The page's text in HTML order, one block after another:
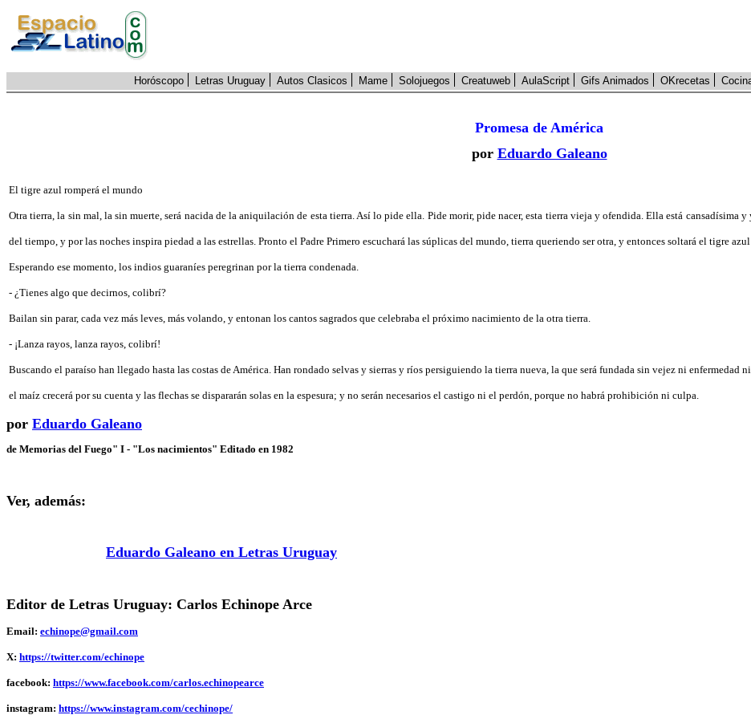
Horóscopo Letras Uruguay Autos Clasicos Mame Solojuegos Creatuweb AulaScript Gifs Animados OKrecetas
Promesa de América
por Eduardo Galeano
El tigre azul romperá el mundo
Otra tierra, la sin mal, la sin muerte, será nacida de la aniquilación de esta tierra. Así lo pide ella. Pide morir, pide nacer, esta tierra vieja y ofendida. Ella está cansadísima
del tiempo, y por las noches inspira piedad a las estrellas. Pronto el Padre Primero escuchará las súplicas del mundo, tierra queriendo ser otra, y entonces soltará el tigre
Esperando ese momento, los indios guaraníes peregrinan por la tierra condenada.
- ¿Tienes algo que decirnos, colibrí?
Bailan sin parar, cada vez más leves, más volando, y entonan los cantos sagrados que celebraba el próximo nacimiento de la otra tierra.
- ¡Lanza rayos, lanza rayos, colibrí!
Buscando el paraíso han llegado hasta las costas de América. Han rondado selvas y sierras y ríos persiguiendo la tierra nueva, la que será fundada sin vejez ni
el maíz crecerá por su cuenta y las flechas se dispararán solas en la espesura; y no serán necesarios el castigo ni el perdón, porque no habrá prohibición ni culpa.
por Eduardo Galeano
de Memorias del Fuego" I - "Los nacimientos" Editado en 1982
Ver, además:
Eduardo Galeano en Letras Uruguay
Editor de Letras Uruguay: Carlos Echinope Arce
Email: echinope@gmail.com
X: https://twitter.com/echinope
facebook: https://www.facebook.com/carlos.echinopearce
instagram: https://www.instagram.com/cechinope/